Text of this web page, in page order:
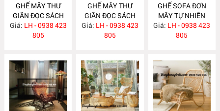
GHẾ MÂY THƯ
GIÃN ĐỌC SÁCH
BẰNG MÂY
MA816
Giá: LH - 0938 423
805
GHẾ MÂY THƯ
GIÃN ĐỌC SÁCH
KÈM GÁC CHÂN
MA815
Giá: LH - 0938 423
805
GHẾ SOFA ĐƠN
MÂY TỰ NHIÊN
MA810
Giá: LH - 0938 423
805